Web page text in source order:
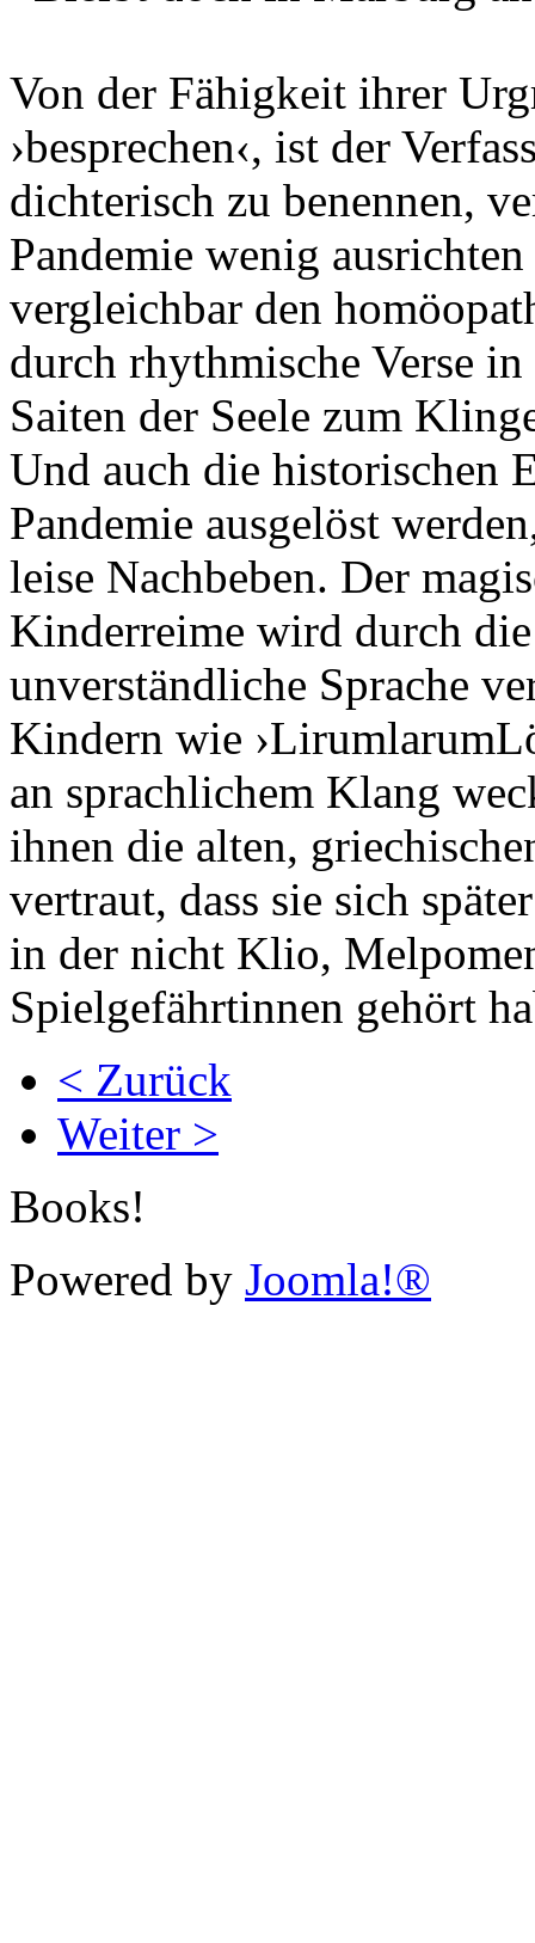
Von der Fähigkeit ihrer
›besprechen‹, ist der
dichterisch zu benennen,
Pandemie wenig
vergleichbar den
durch rhythmische Verse
Saiten der Seele zum
Und auch die historischen
Pandemie ausgelöst
leise Nachbeben. Der
Kinderreime wird durch
unverständliche Sprache
Kindern wie
an sprachlichem Klang
ihnen die alten,
vertraut, dass sie sich
in der nicht Klio,
Spielgefährtinnen gehört
< Zurück
Weiter >
Books!
Powered by Joomla!®